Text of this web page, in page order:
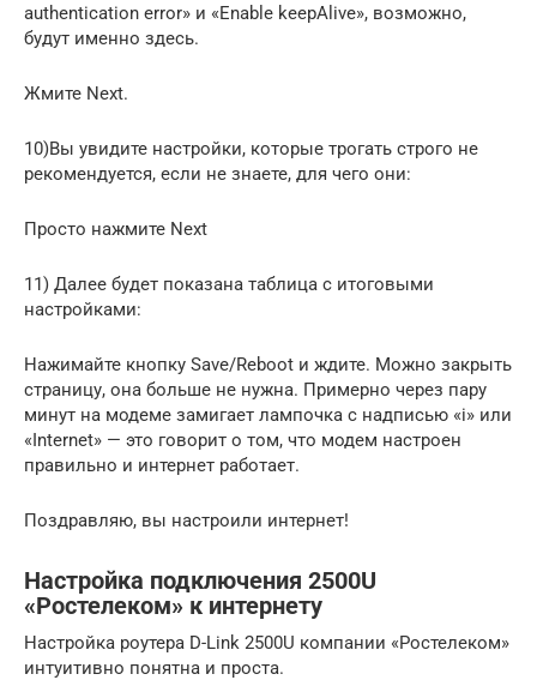
authentication error» и «Enable keepAlive», возможно,
будут именно здесь.
Жмите Next.
10)Вы увидите настройки, которые трогать строго не
рекомендуется, если не знаете, для чего они:
Просто нажмите Next
11) Далее будет показана таблица с итоговыми
настройками:
Нажимайте кнопку Save/Reboot и ждите. Можно закрыть
страницу, она больше не нужна. Примерно через пару
минут на модеме замигает лампочка с надписью «i» или
«Internet» — это говорит о том, что модем настроен
правильно и интернет работает.
Поздравляю, вы настроили интернет!
Настройка подключения 2500U
«Ростелеком» к интернету
Настройка роутера D-Link 2500U компании «Ростелеком»
интуитивно понятна и проста.